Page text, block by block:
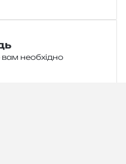
необхідно